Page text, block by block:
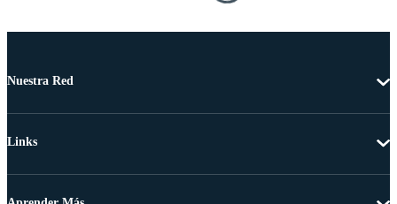
Nuestra Red
Links